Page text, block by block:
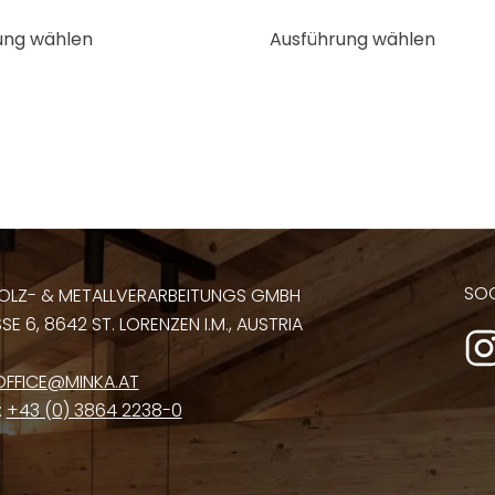
wählenProdukt
können
der
Produktseite
werden
Ausführung wählen
& METALLVERARBEITUNGS GMBH
6, 8642 ST. LORENZEN I.M., AUSTRIA
+43 (0) 3864 2238-0